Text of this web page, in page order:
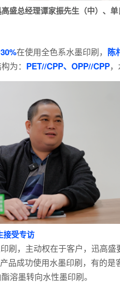
盛总经理谭家振先生（中）、
30%在使用全色系水墨印刷， 陈
为： PET//CPP、OPP//CPP
接受专访
刷，主动权在于客户，迅高
品成功使用水墨印刷，有的
溶墨转向水性墨印刷。